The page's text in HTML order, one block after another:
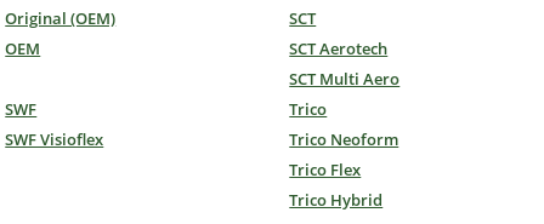
Original (OEM)
OEM
SCT
SCT Aerotech
SCT Multi Aero
SWF
SWF Visioflex
Trico
Trico Neoform
Trico Flex
Trico Hybrid